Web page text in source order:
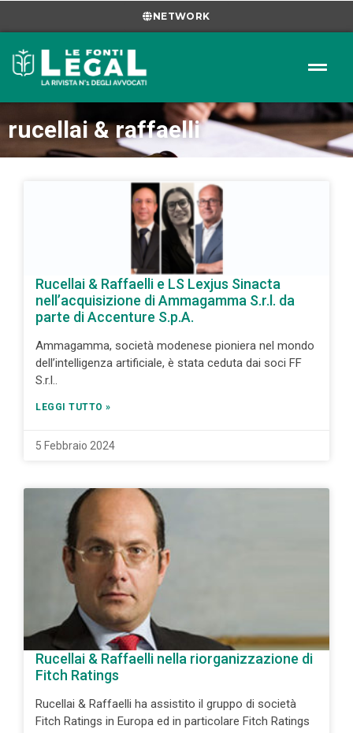
NETWORK
rucellai & raffaelli
Rucellai & Raffaelli e LS Lexjus Sinacta
nell’acquisizione di Ammagamma S.r.l. da
parte di Accenture S.p.A.
Ammagamma, società modenese pioniera nel mondo
dell’intelligenza artificiale, è stata ceduta dai soci FF
S.r.l..
LEGGI TUTTO »
5 Febbraio 2024
Rucellai & Raffaelli nella riorganizzazione di
Fitch Ratings
Rucellai & Raffaelli ha assistito il gruppo di società
Fitch Ratings in Europa ed in particolare Fitch Ratings